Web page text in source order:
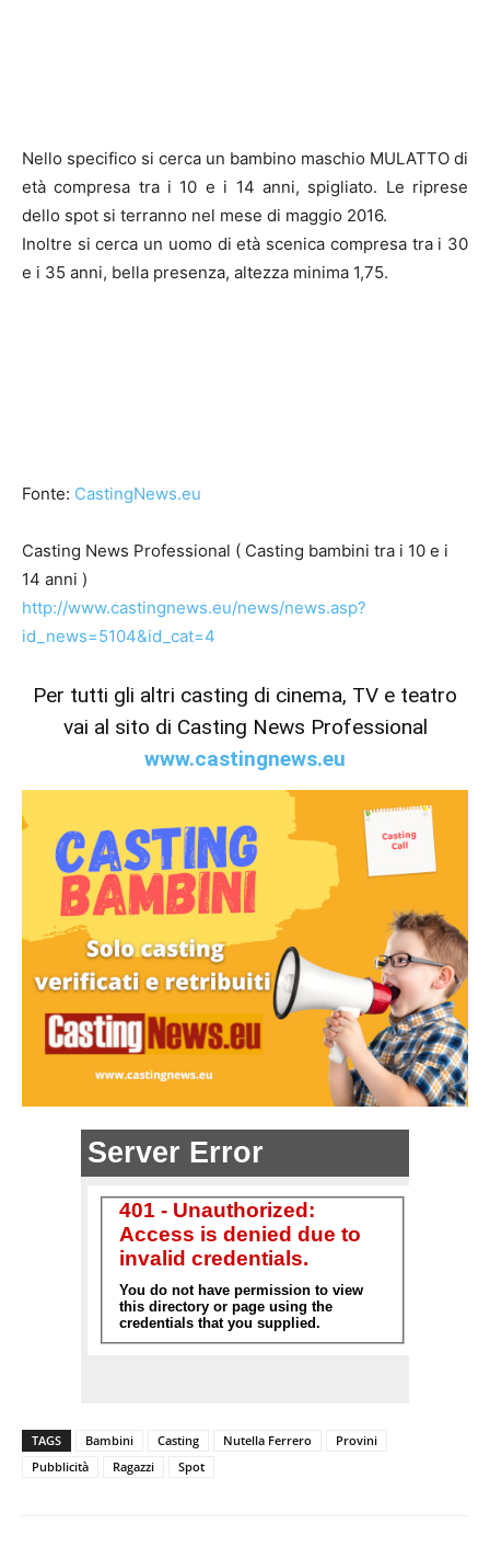
Nello specifico si cerca un bambino maschio MULATTO di
età compresa tra i 10 e i 14 anni, spigliato. Le riprese
dello spot si terranno nel mese di maggio 2016.
Inoltre si cerca un uomo di età scenica compresa tra i 30
e i 35 anni, bella presenza, altezza minima 1,75.
Fonte: CastingNews.eu
Casting News Professional ( Casting bambini tra i 10 e i
14 anni )
http://www.castingnews.eu/news/news.asp?
id_news=5104&id_cat=4
Per tutti gli altri casting di cinema, TV e teatro
vai al sito di Casting News Professional
www.castingnews.eu
TAGS Bambini Casting Nutella Ferrero
Provini
Pubblicità
Ragazzi Spot